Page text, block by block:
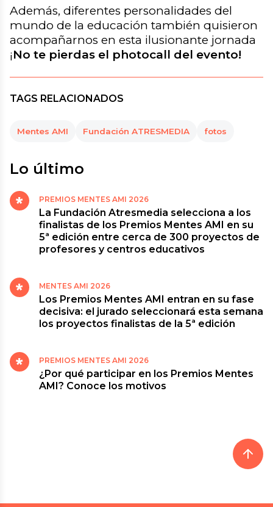
Además, diferentes personalidades del
mundo de la educación también quisieron
acompañarnos en esta ilusionante jornada
¡No te pierdas el photocall del evento!
TAGS RELACIONADOS
Mentes AMI Fundación ATRESMEDIA fotos
Lo último
PREMIOS MENTES AMI 2026
La Fundación Atresmedia selecciona a los
finalistas de los Premios Mentes AMI en su
5ª edición entre cerca de 300 proyectos de
profesores y centros educativos
MENTES AMI 2026
Los Premios Mentes AMI entran en su fase
decisiva: el jurado seleccionará esta semana
los proyectos finalistas de la 5ª edición
PREMIOS MENTES AMI 2026
¿Por qué participar en los Premios Mentes
AMI? Conoce los motivos